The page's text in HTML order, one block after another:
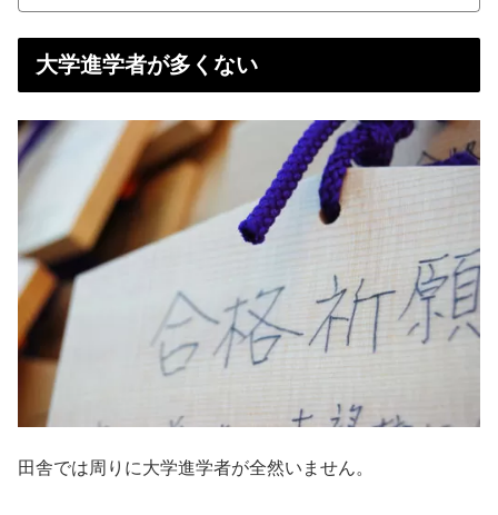
大学進学者が多くない
田舎では周りに大学進学者が全然いません。